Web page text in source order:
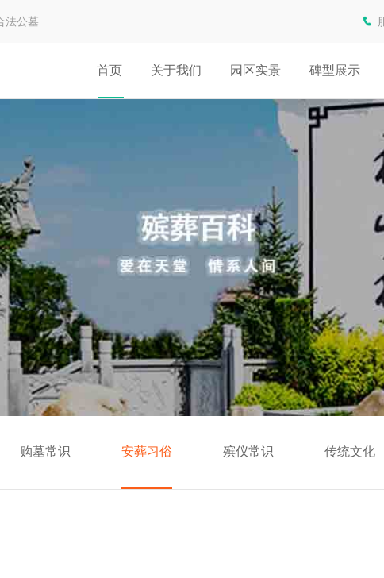
公墓
首页 关于我们 园区实景 碑型展示
购墓常识 安葬习俗 殡仪常识 传统文化